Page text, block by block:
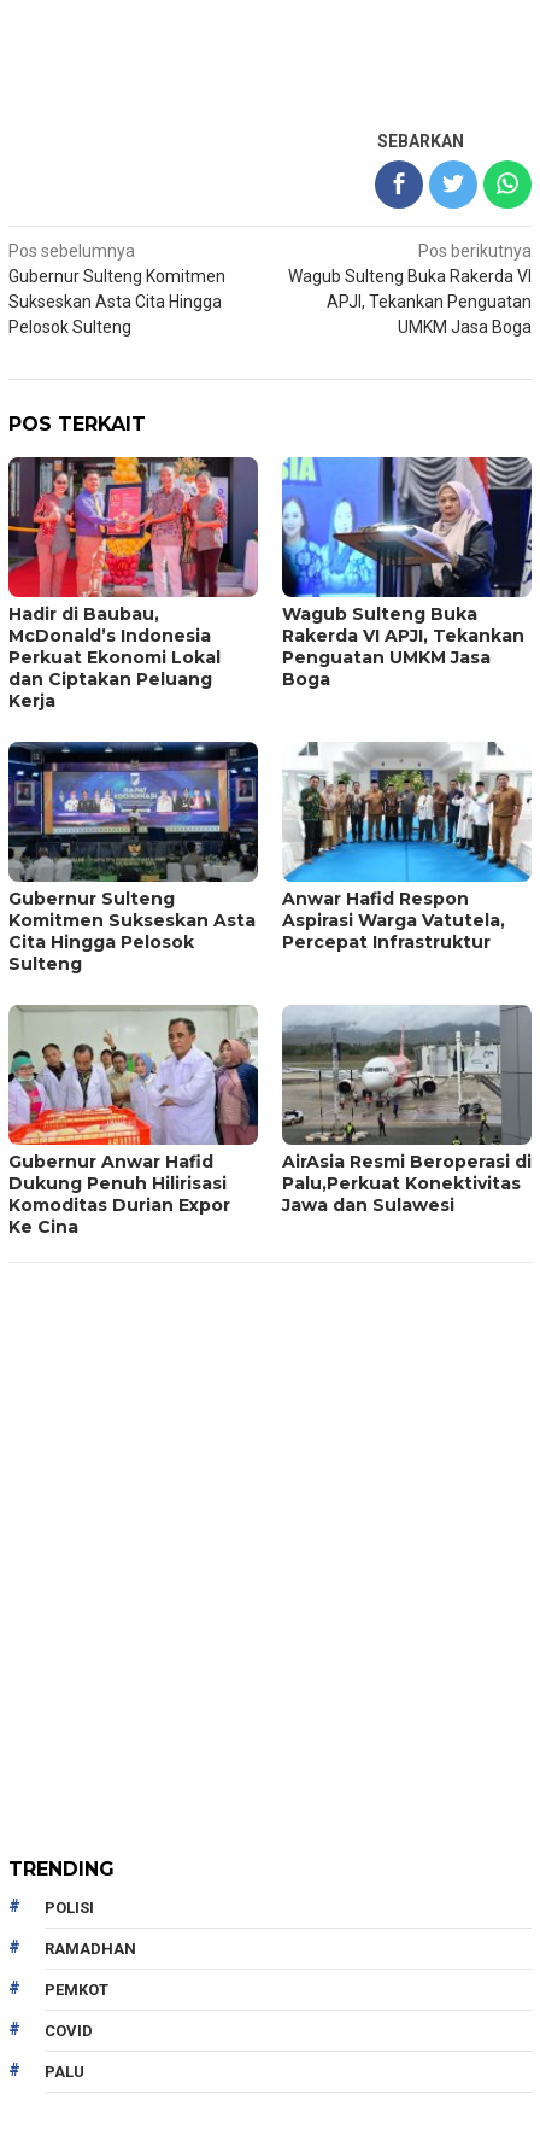
SEBARKAN
Navigasi
pos
Pos sebelumnya
Gubernur Sulteng Komitmen
Sukseskan Asta Cita Hingga
Pelosok Sulteng
Pos berikutnya
Wagub Sulteng Buka Rakerda VI
APJI, Tekankan Penguatan
UMKM Jasa Boga
POS TERKAIT
Hadir di Baubau,
McDonald’s Indonesia
Perkuat Ekonomi Lokal
dan Ciptakan Peluang
Kerja
Wagub Sulteng Buka
Rakerda VI APJI, Tekankan
Penguatan UMKM Jasa
Boga
Gubernur Sulteng
Komitmen Sukseskan Asta
Cita Hingga Pelosok
Sulteng
Anwar Hafid Respon
Aspirasi Warga Vatutela,
Percepat Infrastruktur
Gubernur Anwar Hafid
Dukung Penuh Hilirisasi
Komoditas Durian Expor
Ke Cina
AirAsia Resmi Beroperasi di
Palu,Perkuat Konektivitas
Jawa dan Sulawesi
TRENDING
POLISI
RAMADHAN
PEMKOT
COVID
PALU